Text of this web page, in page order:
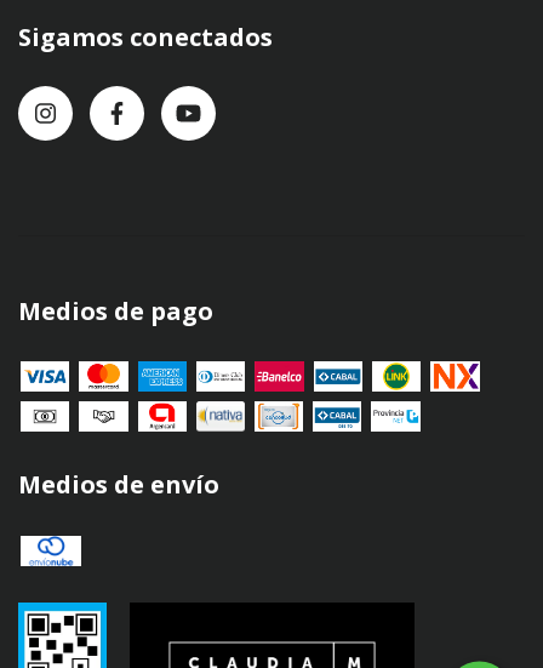
Sigamos conectados
Medios de pago
Medios de envío